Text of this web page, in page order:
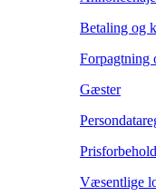
Betaling og
Forpagtning
Gæster
Prisforbehold
Væsentlige